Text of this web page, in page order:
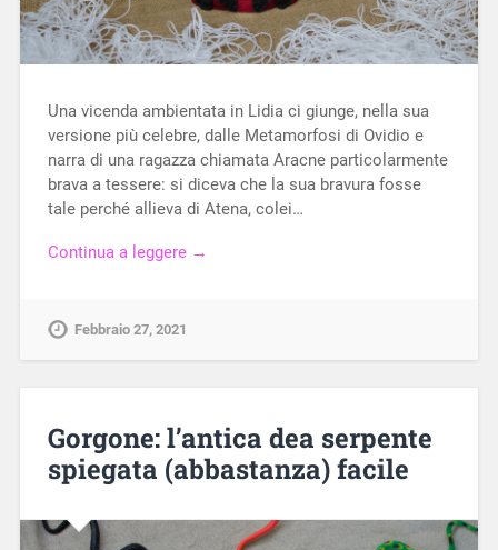
Una vicenda ambientata in Lidia ci giunge, nella sua
versione più celebre, dalle Metamorfosi di Ovidio e
narra di una ragazza chiamata Aracne particolarmente
brava a tessere: si diceva che la sua bravura fosse
tale perché allieva di Atena, colei…
Continua a leggere →
Febbraio 27, 2021
Gorgone: l’antica dea serpente
spiegata (abbastanza) facile